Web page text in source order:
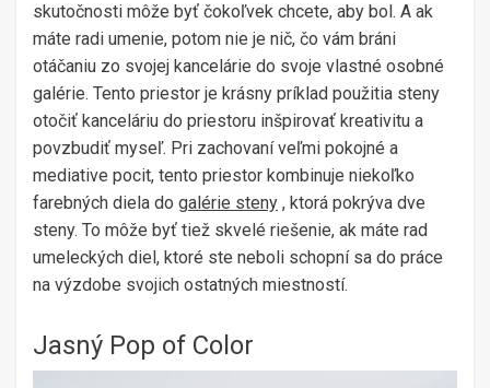
skutočnosti môže byť čokoľvek chcete, aby bol. A ak
máte radi umenie, potom nie je nič, čo vám bráni
otáčaniu zo svojej kancelárie do svoje vlastné osobné
galérie. Tento priestor je krásny príklad použitia steny
otočiť kanceláriu do priestoru inšpirovať kreativitu a
povzbudiť myseľ. Pri zachovaní veľmi pokojné a
mediative pocit, tento priestor kombinuje niekoľko
farebných diela do galérie steny , ktorá pokrýva dve
steny. To môže byť tiež skvelé riešenie, ak máte rad
umeleckých diel, ktoré ste neboli schopní sa do práce
na výzdobe svojich ostatných miestností.
Jasný Pop of Color